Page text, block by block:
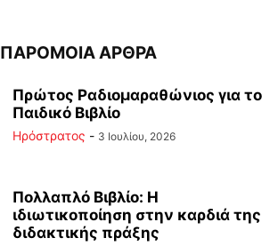
ΠΑΡΟΜΟΙΑ ΑΡΘΡΑ
Πρώτος Ραδιομαραθώνιος για το
Παιδικό Βιβλίο
Ηρόστρατος - 3 Ιουλίου, 2026
Πολλαπλό Βιβλίο: Η
ιδιωτικοποίηση στην καρδιά της
διδακτικής πράξης